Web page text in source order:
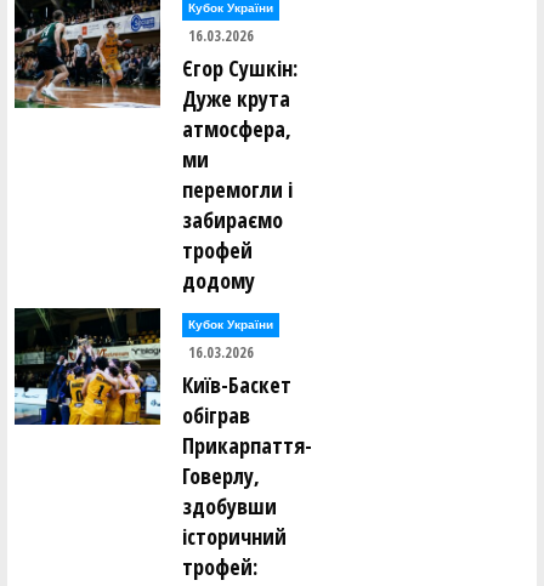
Кубок України
16.03.2026
Єгор Сушкін:
Дуже крута
атмосфера,
ми
перемогли і
забираємо
трофей
додому
Кубок України
16.03.2026
Київ-Баскет
обіграв
Прикарпаття-
Говерлу,
здобувши
історичний
трофей: